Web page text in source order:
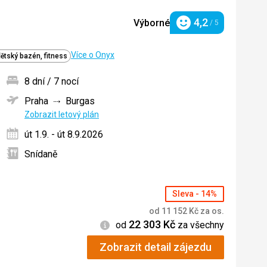
Výborné Hodnocení
4,2 / 5
bazén, fitness Více o Onyx
8 dní / 7 nocí
Praha
Burgas
Zobrazit letový plán
út 1.9. - út 8.9.2026
Snídaně
Sleva - 14%
od 11 152 Kč za os.
Informace
od 22 303 Kč za všechny
Zobrazit detail zájezdu